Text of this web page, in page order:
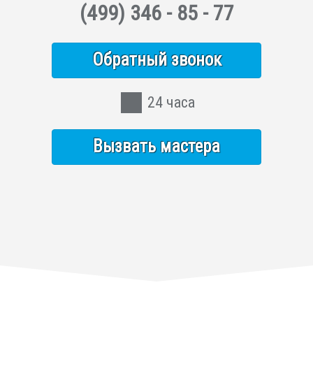
(499) 346 - 85 - 77
Обратный звонок
24 часа
Вызвать мастера